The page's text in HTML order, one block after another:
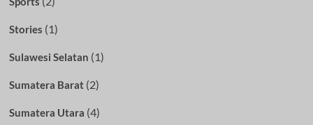
Stories (1)
Sulawesi Selatan (1)
Sumatera Barat(2)
Sumatera Utara (4)